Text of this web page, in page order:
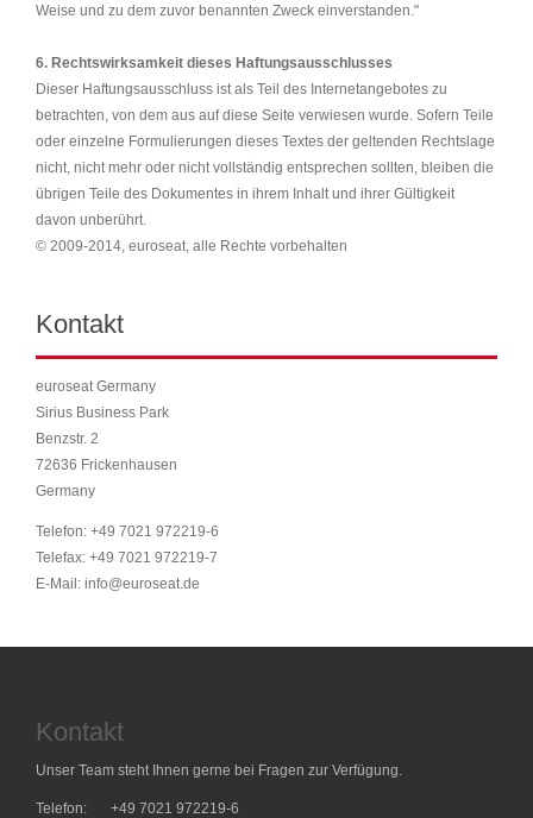
Weise und zu dem zuvor benannten Zweck einverstanden."
6. Rechtswirksamkeit dieses Haftungsausschlusses
Dieser Haftungsausschluss ist als Teil des Internetangebotes zu
betrachten, von dem aus auf diese Seite verwiesen wurde. Sofern Teile
oder einzelne Formulierungen dieses Textes der geltenden Rechtslage
nicht, nicht mehr oder nicht vollständig entsprechen sollten, bleiben die
übrigen Teile des Dokumentes in ihrem Inhalt und ihrer Gültigkeit
davon unberührt.
© 2009-2014, euroseat, alle Rechte vorbehalten
Kontakt
euroseat Germany
Sirius Business Park
Benzstr. 2
72636 Frickenhausen
Germany
Telefon: +49 7021 972219-6
Telefax: +49 7021 972219-7
E-Mail: info@euroseat.de
Kontakt
Unser Team steht Ihnen gerne bei Fragen zur Verfügung.
Telefon: +49 7021 972219-6